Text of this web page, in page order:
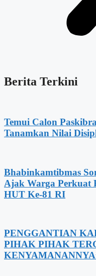
Berita Terkini
Temui Calon
Tanamkan Nilai
Bhabinkamtibmas
Ajak Warga Perkuat
HUT Ke-81 RI
PENGGANTIAN
PIHAK PIHAK